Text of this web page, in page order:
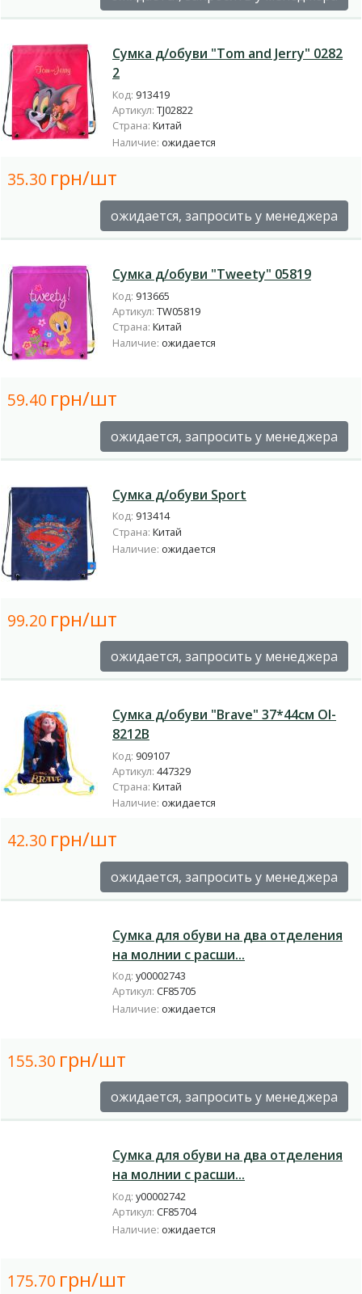
Сумка д/обуви "Tom and Jerry" 0282
2
Код: 913419
Артикул: TJ02822
Страна: Китай
Наличие: ожидается
35.30 грн/шт
ожидается, запросить у менеджера
Сумка д/обуви "Tweety" 05819
Код: 913665
Артикул: TW05819
Страна: Китай
Наличие: ожидается
59.40 грн/шт
ожидается, запросить у менеджера
Сумка д/обуви Sport
Код: 913414
Страна: Китай
Наличие: ожидается
99.20 грн/шт
ожидается, запросить у менеджера
Сумка д/обуви "Brave" 37*44см Ol-
8212B
Код: 909107
Артикул: 447329
Страна: Китай
Наличие: ожидается
42.30 грн/шт
ожидается, запросить у менеджера
Сумка для обуви на два отделения
на молнии с расши...
Код: у00002743
Артикул: CF85705
Наличие: ожидается
155.30 грн/шт
ожидается, запросить у менеджера
Сумка для обуви на два отделения
на молнии с расши...
Код: у00002742
Артикул: CF85704
Наличие: ожидается
175.70 грн/шт